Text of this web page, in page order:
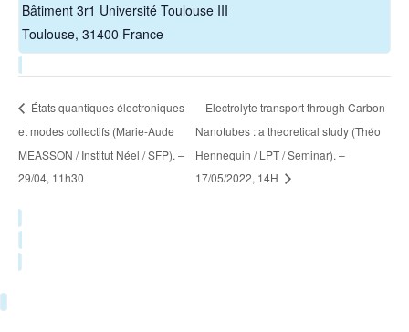
Bâtiment 3r1 Université Toulouse III
Toulouse, 31400 France
États quantiques électroniques
et modes collectifs (Marie-Aude
MEASSON / Institut Néel / SFP). –
29/04, 11h30
Electrolyte transport through Carbon
Nanotubes : a theoretical study (Théo
Hennequin / LPT / Seminar). –
17/05/2022, 14H